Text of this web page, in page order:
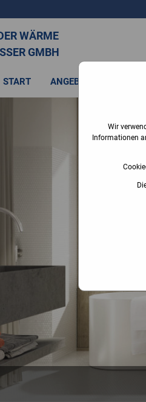
WÄRME
GMBH
START ANGEBOT
Wir
Informationen